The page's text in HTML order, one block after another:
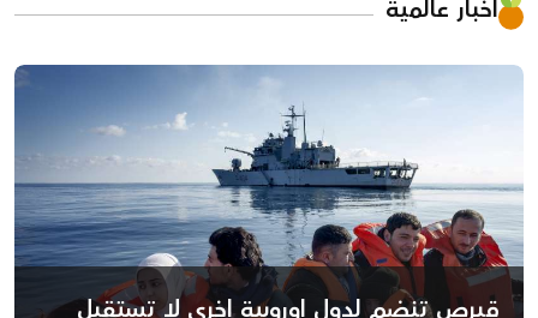
ارسل خبر
أخبار عالمية
قبرص تنضم لدول اوروبية اخرى لا تستقبل